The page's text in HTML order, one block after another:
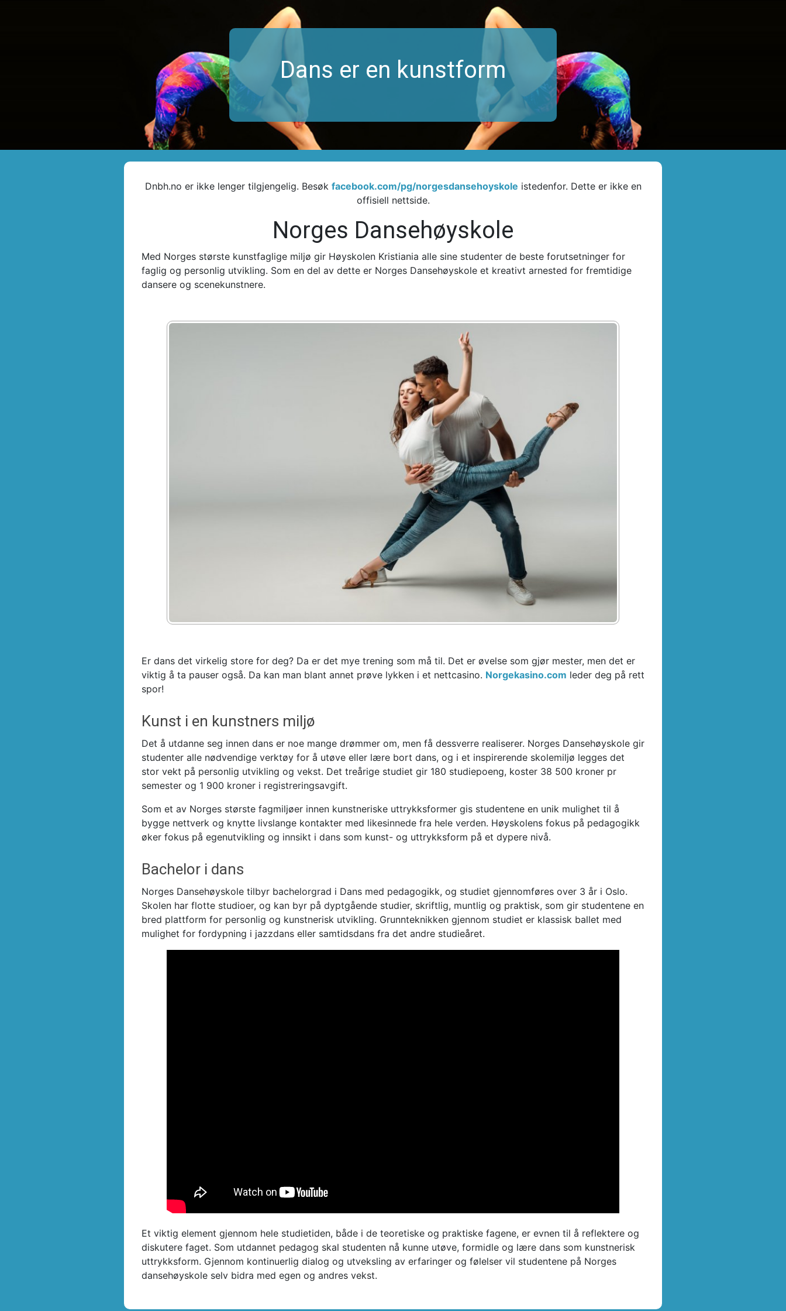
Dans er en kunstform
Dnbh.no er ikke lenger tilgjengelig. Besøk facebook.com/pg/norgesdansehoyskole istedenfor. Dette er ikke en
offisiell nettside.
Norges Dansehøyskole
Med Norges største kunstfaglige miljø gir Høyskolen Kristiania alle sine studenter de beste forutsetninger for
faglig og personlig utvikling. Som en del av dette er Norges Dansehøyskole et kreativt arnested for fremtidige
dansere og scenekunstnere.
Er dans det virkelig store for deg? Da er det mye trening som må til. Det er øvelse som gjør mester, men det er
viktig å ta pauser også. Da kan man blant annet prøve lykken i et nettcasino. Norgekasino.com leder deg på rett
spor!
Kunst i en kunstners miljø
Det å utdanne seg innen dans er noe mange drømmer om, men få dessverre realiserer. Norges Dansehøyskole gir
studenter alle nødvendige verktøy for å utøve eller lære bort dans, og i et inspirerende skolemiljø legges det
stor vekt på personlig utvikling og vekst. Det treårige studiet gir 180 studiepoeng, koster 38 500 kroner pr
semester og 1 900 kroner i registreringsavgift.
Som et av Norges største fagmiljøer innen kunstneriske uttrykksformer gis studentene en unik mulighet til å
bygge nettverk og knytte livslange kontakter med likesinnede fra hele verden. Høyskolens fokus på pedagogikk
øker fokus på egenutvikling og innsikt i dans som kunst- og uttrykksform på et dypere nivå.
Bachelor i dans
Norges Dansehøyskole tilbyr bachelorgrad i Dans med pedagogikk, og studiet gjennomføres over 3 år i Oslo.
Skolen har flotte studioer, og kan byr på dyptgående studier, skriftlig, muntlig og praktisk, som gir studentene en
bred plattform for personlig og kunstnerisk utvikling. Grunnteknikken gjennom studiet er klassisk ballet med
mulighet for fordypning i jazzdans eller samtidsdans fra det andre studieåret.
Et viktig element gjennom hele studietiden, både i de teoretiske og praktiske fagene, er evnen til å reflektere og
diskutere faget. Som utdannet pedagog skal studenten nå kunne utøve, formidle og lære dans som kunstnerisk
uttrykksform. Gjennom kontinuerlig dialog og utveksling av erfaringer og følelser vil studentene på Norges
dansehøyskole selv bidra med egen og andres vekst.